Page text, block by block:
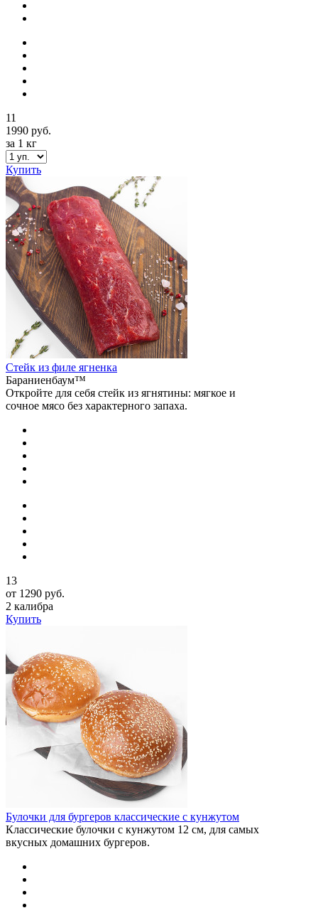
11
1990 руб.
за 1 кг
Купить
Стейк из филе ягненка
Бараниенбаум™
Откройте для себя стейк из ягнятины: мягкое и
сочное мясо без характерного запаха.
13
от 1290 руб.
2 калибра
Купить
Булочки для бургеров классические с кунжутом
Классические булочки с кунжутом 12 см, для самых
вкусных домашних бургеров.